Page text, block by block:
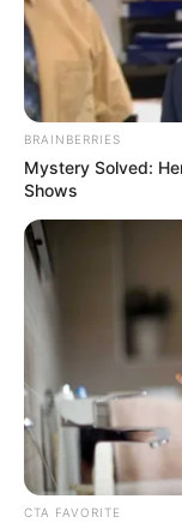
BRAINBERRIES
Mystery Solved:
Shows
CTA FAVORITE